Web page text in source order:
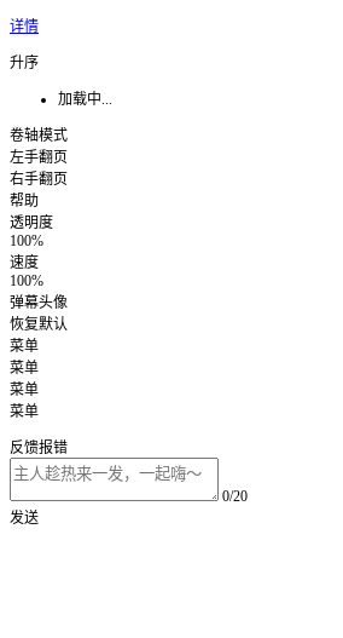
详情
升序
加载中...
卷轴模式
左手翻页
右手翻页
帮助
透明度
100%
速度
100%
弹幕头像
恢复默认
菜单
菜单
菜单
菜单
反馈报错
0/20
发送